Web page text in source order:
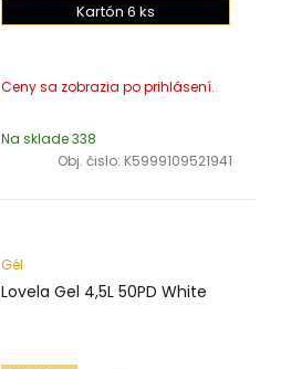
Kartón 6 ks
Na sklade 338
Obj. čislo: K5999109521941
Gél
Lovela Gel 4,5L 50PD White